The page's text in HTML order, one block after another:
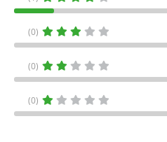
(0)
(0)
(0)